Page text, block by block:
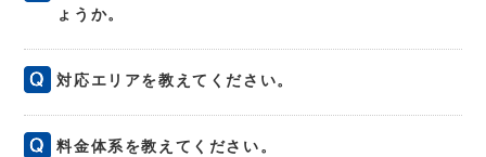
ょうか。
対応エリアを教えてください。
料金体系を教えてください。